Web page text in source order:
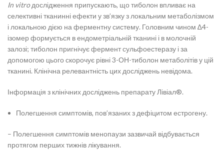
In vitroдослідження припускають, що тиболон впливає на
селективні тканинні ефекти у зв’язку з локальним метаболізмом
і локальною дією на ферментну систему. Головним чином ∆4-
ізомер формується в ендометріальній тканині і в молочній
залозі; тиболон пригнічує фермент сульфоестеразу і за
допомогою цього скорочує рівні 3-ОН-тиболон метаболітів у цій
тканині. Клінічна релевантність цих досліджень невідома.
Інформація з клінічних досліджень препарату Лівіал®.
Полегшення симптомів, пов’язаних з дефіцитом естрогену.
– Полегшення симптомів менопаузи зазвичай відбувається
протягом перших тижнів лікування.